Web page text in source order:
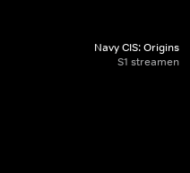
Navy CIS: Origins
S1 streamen